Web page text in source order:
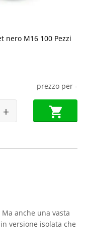
nero M16 100 Pezzi
prezzo per -
+
anche una vasta
versione isolata che